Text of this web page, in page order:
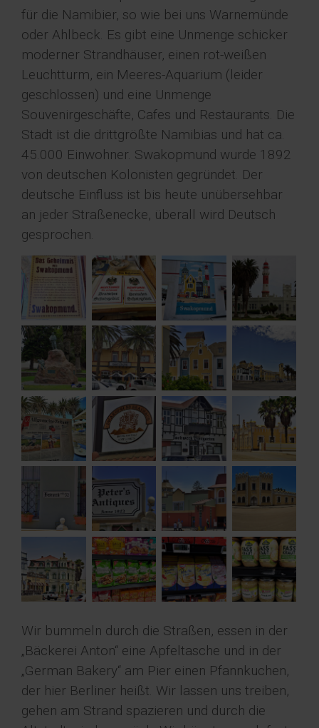
für die Namibier, so wie bei uns Warnemünde
oder Ahlbeck. Es gibt eine Unmenge schicker
moderner Strandhäuser, einen rot-weißen
Leuchtturm, ein Meeres-Aquarium (leider
geschlossen) und eine Unmenge
Souvenirgeschäfte, Cafes und Restaurants. Die
Stadt ist die drittgrößte Namibias und hat ca.
45.000 Einwohner. Swakopmund wurde 1892
von deutschen Kolonisten gegründet. Der
deutsche Einfluss ist bis heute unübersehbar
an jeder Straßenecke, überall wird Deutsch
gesprochen.
Wir bummeln durch die Straßen, essen in der
„Bäckerei Anton“ eine Apfeltasche und in der
„German Bakery“ am Pier einen Pfannkuchen,
der hier Berliner heißt. Wir lassen uns treiben,
gehen am Strand spazieren und durch die